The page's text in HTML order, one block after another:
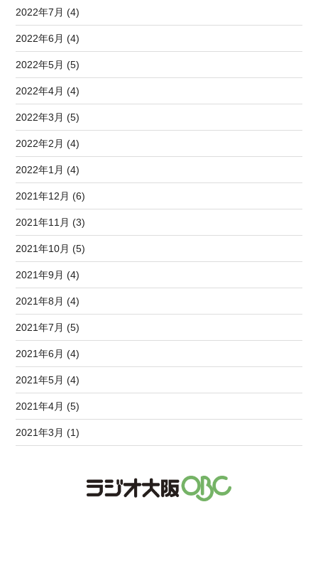
2022年7月 (4)
2022年6月 (4)
2022年5月 (5)
2022年4月 (4)
2022年3月 (5)
2022年2月 (4)
2022年1月 (4)
2021年12月 (6)
2021年11月 (3)
2021年10月 (5)
2021年9月 (4)
2021年8月 (4)
2021年7月 (5)
2021年6月 (4)
2021年5月 (4)
2021年4月 (5)
2021年3月 (1)